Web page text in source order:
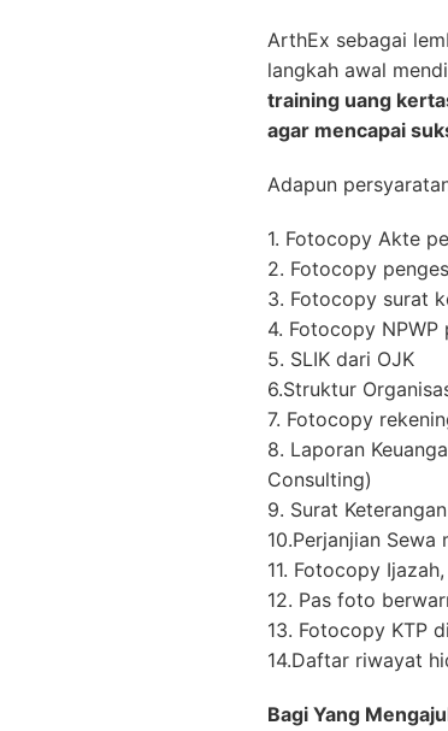
ArthEx sebagai
langkah awal
training uang
agar mencapai
Adapun
1. Fotocopy Akte
2. Fotocopy
3. Fotocopy surat
4. Fotocopy
5. SLIK dari OJK
6.Struktur
7. Fotocopy
8. Laporan
Consulting)
9. Surat
10.Perjanjian
11. Fotocopy
12. Pas foto
13. Fotocopy KTP
14.Daftar riwayat
Bagi Yang